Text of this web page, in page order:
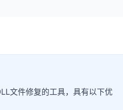
文件修复的工具，具有以下优